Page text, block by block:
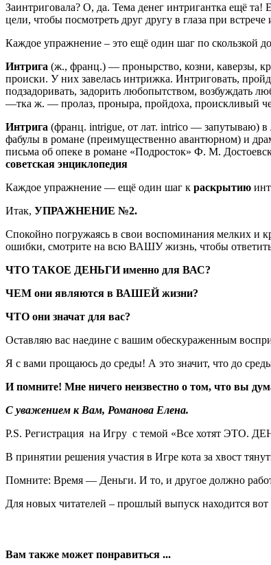
Заинтриговала? О, да. Тема денег интригантка ещё та!
цели, чтобы посмотреть друг другу в глаза при
Каждое упражнение – это ещё один шаг по скользкой
Интрига (ж., франц.) — пронырство, козни, каверзы,
происки. У них завелась интрижка. Интриговать,
подзадоривать, задорить любопытством, возбуждать
—тка ж. — пролаз, проныра, пройдоха, проискливый
Интрига (франц. intrigue, от лат. intrico — запутываю) в
фабулы в романе (преимущественно авантюрном) и
письма об опеке в романе «Подросток» Ф. М.
советская энциклопедия
Каждое упражнение — ещё один шаг к раскрытию
Итак, УПРАЖНЕНИЕ №2.
Спокойно погружаясь в свои воспоминания мелких и
ошибки, смотрите на всю ВАШУ жизнь, чтобы
ЧТО ТАКОЕ ДЕНЬГИ именно для ВАС?
ЧЕМ они являются в ВАШЕЙ жизни?
ЧТО они значат для вас?
Оставляю вас наедине с вашим обескураженным
Я с вами прощаюсь до среды! А это значит, что до
И помните! Мне ничего неизвестно о том, что вы
С уважением к Вам, Романова Елена.
P.S. Регистрация на Игру с темой «Все хотят ЭТО.
В принятии решения участия в Игре кота за хвост
Помните: Время — Деньги. И то, и другое должно
Для новых читателей – прошлый выпуск находится вот
Вам также может понравиться ...